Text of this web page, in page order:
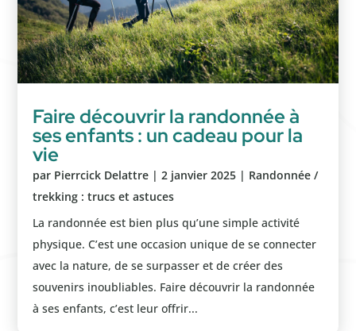
Faire découvrir la randonnée à
ses enfants : un cadeau pour la
vie
par Pierrcick Delattre |2 janvier 2025 | Randonnée /
trekking : trucs et astuces
La randonnée est bien plus qu’une simple activité
physique. C’est une occasion unique de se connecter
avec la nature, de se surpasser et de créer des
souvenirs inoubliables. Faire découvrir la randonnée
à ses enfants, c’est leur offrir...